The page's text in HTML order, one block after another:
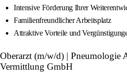
Intensive Förderung Ihrer
Familienfreundlicher Arbeitsplatz
Attraktive Vorteile und
Oberarzt (m/w/d) | Pneumologie
Vermittlung GmbH